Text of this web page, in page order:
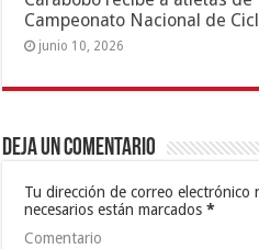
Campeonato Nacional de
junio 10, 2026
Deja un comentario
Tu dirección de correo electrónico
necesarios están marcados*
Comentario